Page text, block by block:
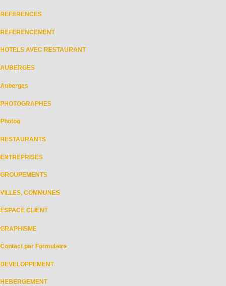
REFERENCES
REFERENCEMENT
HOTELS AVEC RESTAURANT
AUBERGES
Auberges
PHOTOGRAPHES
Photog
RESTAURANTS
ENTREPRISES
GROUPEMENTS
VILLES, COMMUNES
ESPACE CLIENT
GRAPHISME
Contact par Formulaire
DEVELOPPEMENT
HEBERGEMENT